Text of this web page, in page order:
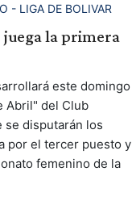
- LIGA DE BOLIVAR
juega la primera
este domingo
Abril" del Club
se disputarán los
por el tercer puesto y
femenino de la